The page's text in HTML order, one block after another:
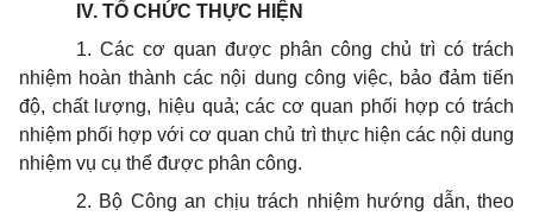
IV. TỔ CHỨC THỰC HIỆN
1. Các cơ quan được phân công chủ trì có trách
nhiệm hoàn thành các nội dung công việc, bảo đảm tiến
độ, chất lượng, hiệu quả; các cơ quan phối hợp có trách
nhiệm phối hợp với cơ quan chủ trì thực hiện các nội dung
nhiệm vụ cụ thể được phân công.
2. Bộ Công an chịu trách nhiệm hướng dẫn, theo